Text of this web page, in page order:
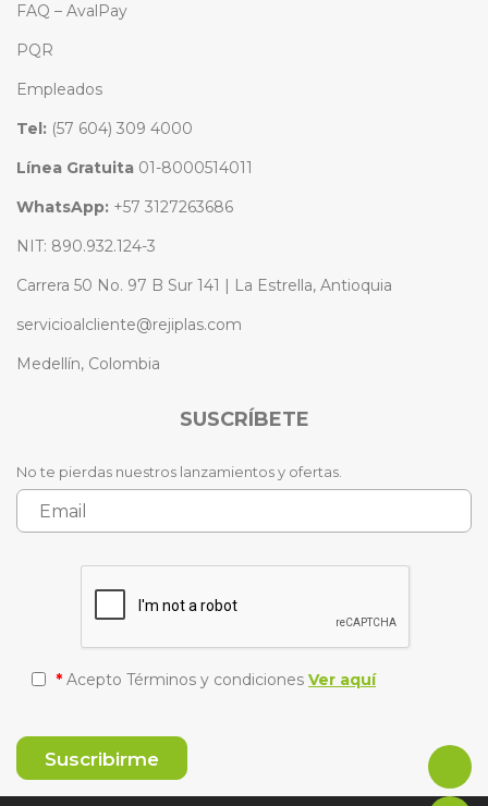
FAQ – AvalPay
PQR
Empleados
Tel: (57 604) 309 4000
Línea Gratuita 01-8000514011
WhatsApp: +57 3127263686
NIT: 890.932.124-3
Carrera 50 No. 97 B Sur 141 | La Estrella, Antioquia
servicioalcliente@rejiplas.com
Medellín, Colombia
SUSCRÍBETE
No te pierdas nuestros lanzamientos y ofertas.
* Acepto Términos y condiciones Ver aquí